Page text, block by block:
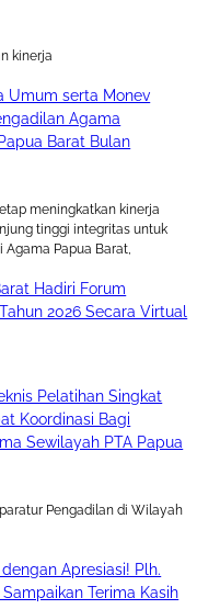
kinerja
Umum serta Monev
Agama
Barat Bulan
meningkatkan kinerja
tinggi integritas untuk
Papua Barat,
Hadiri Forum
2026 Secara Virtual
Pelatihan Singkat
Koordinasi Bagi
Sewilayah PTA Papua
Pengadilan di Wilayah
Apresiasi! Plh.
Terima Kasih